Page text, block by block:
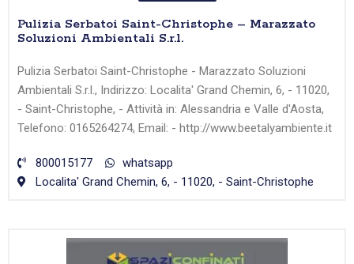
Pulizia Serbatoi Saint-Christophe – Marazzato
Soluzioni Ambientali S.r.l.
Pulizia Serbatoi Saint-Christophe - Marazzato Soluzioni
Ambientali S.r.l., Indirizzo: Localita' Grand Chemin, 6, - 11020,
- Saint-Christophe, - Attività in: Alessandria e Valle d'Aosta,
Telefono: 0165264274, Email: - http://www.beetalyambiente.it
800015177
whatsapp
Localita' Grand Chemin, 6, - 11020, - Saint-Christophe